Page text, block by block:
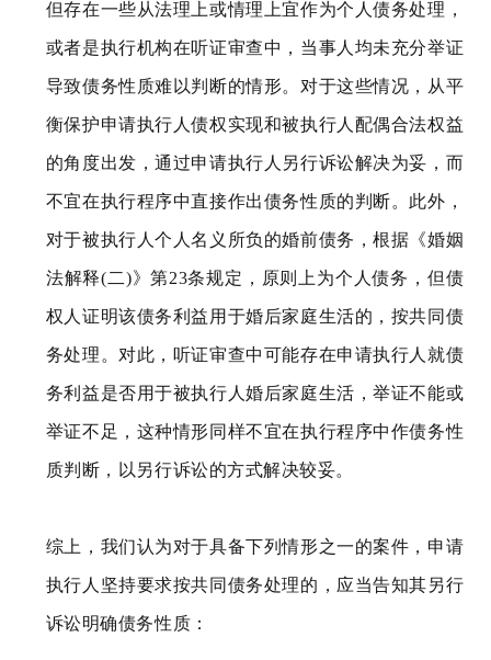
但存在一些从法理上或情理上宜作为个人债务处理，
或者是执行机构在听证审查中，当事人均未充分举证
导致债务性质难以判断的情形。对于这些情况，从平
衡保护申请执行人债权实现和被执行人配偶合法权益
的角度出发，通过申请执行人另行诉讼解决为妥，而
不宜在执行程序中直接作出债务性质的判断。此外，
对于被执行人个人名义所负的婚前债务，根据《婚姻
法解释(二)》第23条规定，原则上为个人债务，但债
权人证明该债务利益用于婚后家庭生活的，按共同债
务处理。对此，听证审查中可能存在申请执行人就债
务利益是否用于被执行人婚后家庭生活，举证不能或
举证不足，这种情形同样不宜在执行程序中作债务性
质判断，以另行诉讼的方式解决较妥。
综上，我们认为对于具备下列情形之一的案件，申请
执行人坚持要求按共同债务处理的，应当告知其另行
诉讼明确债务性质：